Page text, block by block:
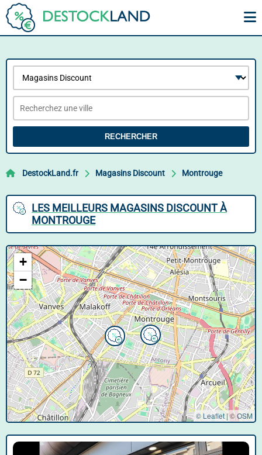
RECHERCHER
DestockLand.fr Magasins Discount Montrouge
LES MEILLEURS MAGASINS DISCOUNT À
MONTROUGE
+
−
© Leaflet |©OSM